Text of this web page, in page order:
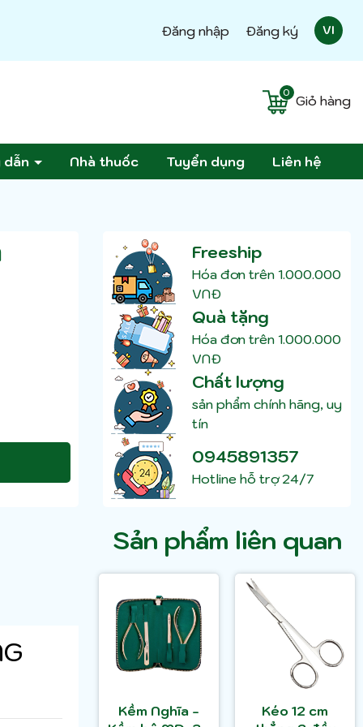
Đăng nhập Đăng ký VI
Giỏ hàng
0
dẫn Nhà thuốc Tuyển dụng Liên hệ
Freeship
Hóa đơn trên 1.000.000
VNĐ
Quà tặng
Hóa đơn trên 1.000.000
VNĐ
Chất lượng
sản phẩm chính hãng, uy
tín
0945891357
Hotline hỗ trợ 24/7
Sản phẩm liên quan
Kềm Nghĩa -
Kéo 12 cm